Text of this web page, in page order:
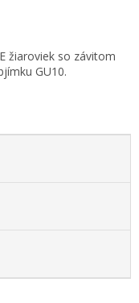
žiaroviek so závitom
GU10.